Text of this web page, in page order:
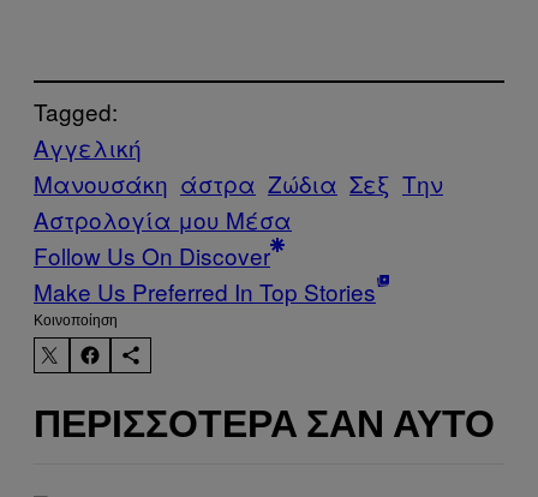
Tagged:
Αγγελική
Μανουσάκη άστρα Ζώδια Σεξ Την
Αστρολογία μου Μέσα
Follow Us On Discover
Make Us Preferred In Top Stories
Kοινοποίηση
ΠΕΡΙΣΣΌΤΕΡΑ ΣΑΝ ΑΥΤΌ